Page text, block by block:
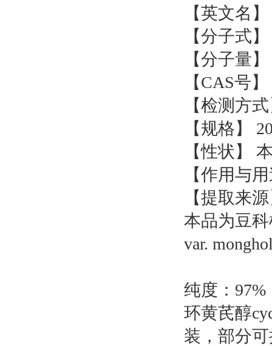
【英文名
【分子式
【分子量
【CAS号
【检测方
【规格】
【性状】
【作用与
【提取来
本品为豆科
var.
纯度：97%
环黄芪醇
装，部分